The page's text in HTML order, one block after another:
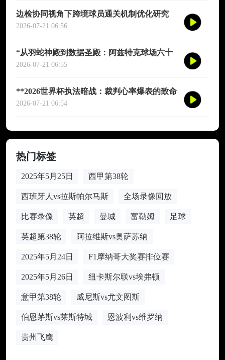
边检协同视角下跨境球员通关机制优化研究
——以2026年联合世界杯为场景
2026-07-21 06:56
“从羽蛇神殿到数据圣殿：阿兹特克球场六十
年世界杯的文明跃迁”
2026-07-21 06:55
**2026世界杯执法暗战：裁判心率爆表的致命
90分钟**
2026-07-21 06:54
热门标签
2025年5月25日 西甲第38轮
西班牙人vs拉斯帕尔马斯 全场录像回放
比赛录像 英超 曼城 富勒姆 足球
英超第38轮 阿拉维斯vs奥萨苏纳
2025年5月24日 F1摩纳哥大奖赛排位赛
2025年5月26日 纽卡斯尔联vs埃弗顿
意甲第38轮 威尼斯vs尤文图斯
伯恩茅斯vs莱斯特城 恩波利vs维罗纳
贵州飞鹰